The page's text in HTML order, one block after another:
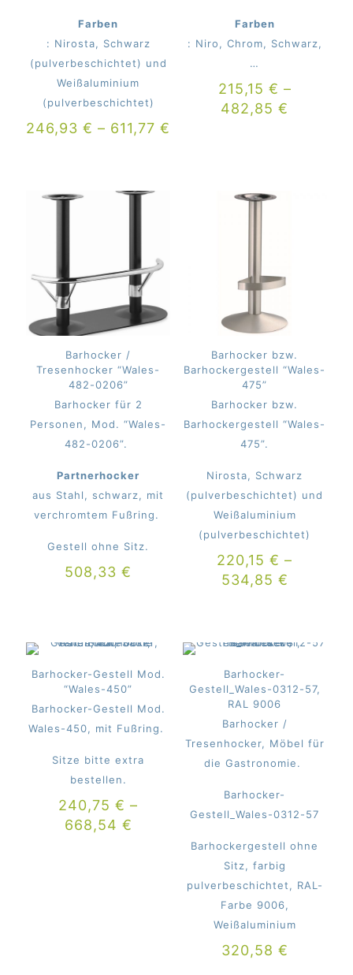
Farben
: Nirosta, Schwarz
(pulverbeschichtet) und
Weißaluminium
(pulverbeschichtet)
246,93€ – 611,77€
Farben
: Niro, Chrom, Schwarz,
…
215,15 € –
482,85€
Barhocker /
Tresenhocker “Wales-
482-0206”
Barhocker für 2
Personen, Mod. “Wales-
482-0206”.
Partnerhocker
aus Stahl, schwarz, mit
verchromtem Fußring.
Gestell ohne Sitz.
508,33€
Barhocker bzw.
Barhockergestell “Wales-
475”
Barhocker bzw.
Barhockergestell “Wales-
475”.
Nirosta, Schwarz
(pulverbeschichtet) und
Weißaluminium
(pulverbeschichtet)
220,15€ –
534,85 €
Barhocker-Gestell Mod.
“Wales-450”
Barhocker-Gestell Mod.
Wales-450, mit Fußring.
Sitze bitte extra
bestellen.
240,75€ –
668,54 €
Barhocker-
Gestell_Wales-0312-57,
RAL 9006
Barhocker /
Tresenhocker, Möbel für
die Gastronomie.
Barhocker-
Gestell_Wales-0312-57
Barhockergestell ohne
Sitz, farbig
pulverbeschichtet, RAL-
Farbe 9006,
Weißaluminium
320,58 €